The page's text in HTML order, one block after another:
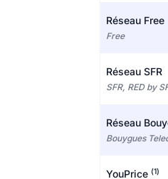
Réseau Free
Free
Réseau SFR
SFR, RED by
Réseau
Bouygues
YouPrice (1)